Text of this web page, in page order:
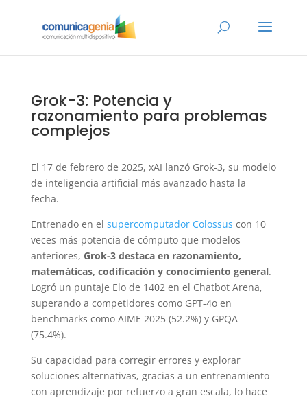
Grok-3: Potencia y
razonamiento para problemas
complejos
El 17 de febrero de 2025, xAI lanzó Grok-3, su modelo
de inteligencia artificial más avanzado hasta la
fecha.
Entrenado en el supercomputador Colossus con 10
veces más potencia de cómputo que modelos
anteriores, Grok-3 destaca en razonamiento,
matemáticas, codificación y conocimiento general.
Logró un puntaje Elo de 1402 en el Chatbot Arena,
superando a competidores como GPT-4o en
benchmarks como AIME 2025 (52.2%) y GPQA
(75.4%).
Su capacidad para corregir errores y explorar
soluciones alternativas, gracias a un entrenamiento
con aprendizaje por refuerzo a gran escala, lo hace